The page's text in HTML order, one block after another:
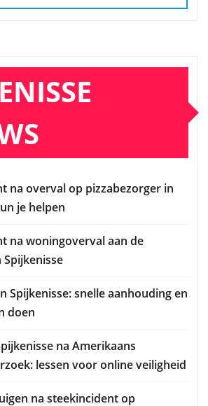
na overval op pizzabezorger in
je helpen
na woningoverval aan de
Spijkenisse: snelle aanhouding en
doen
na Amerikaans
lessen voor online veiligheid
na steekincident op